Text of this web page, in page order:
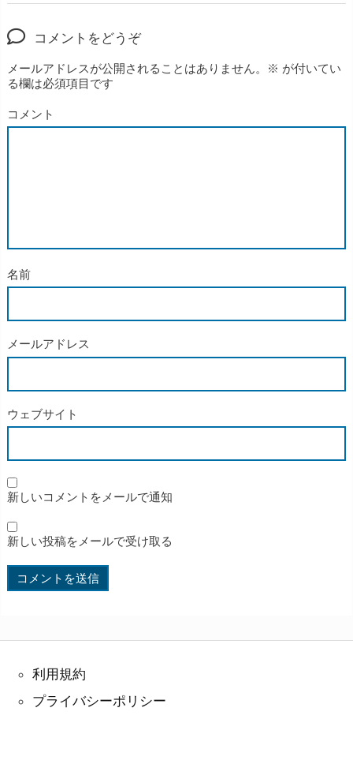
コメントをどうぞ
メールアドレスが公開されることはありません。 ※ が付いてい
る欄は必須項目です
コメント
名前
メールアドレス
ウェブサイト
新しいコメントをメールで通知
新しい投稿をメールで受け取る
利用規約
プライバシーポリシー